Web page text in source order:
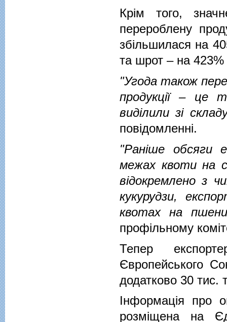
Крім того,
перероблену
збільшилася на
та шрот – на
"Угода також
продукції – це
виділили зі
повідомленні.
"Раніше обсяги
межах квоти на
відокремлено з
кукурудзи,
квотах на
профільному
Тепер
Європейського
додатково 30 тис.
Інформація про
розміщена на